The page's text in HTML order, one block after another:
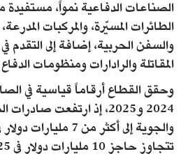
الصناعات الدفاعية نمواً، مستفيدة
الطائرات المسيّرة، والمركبات
والسفن الحربية، إضافة إلى التقدم
المقاتلة والرادارات ومنظومات
وحقق القطاع أرقاماً قياسية في
2024 و2025، إذ ارتفعت